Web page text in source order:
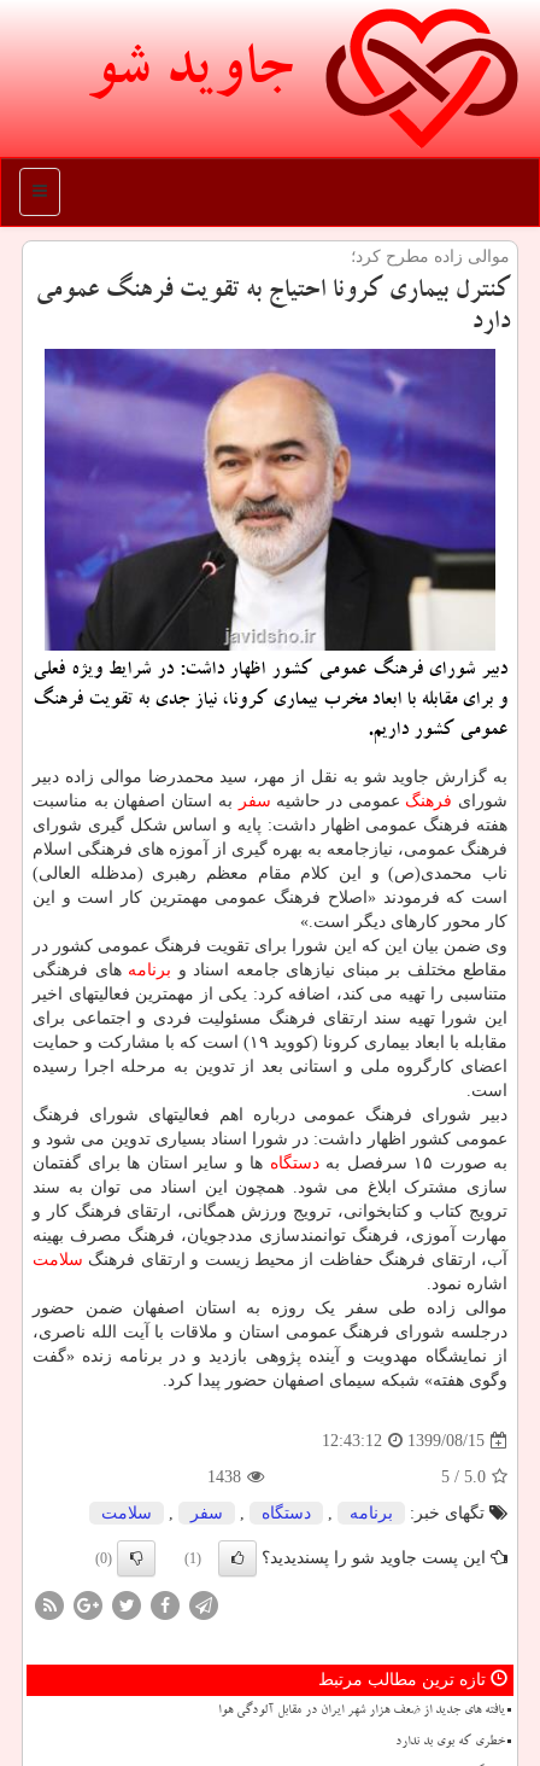
جاوید شو
منو
موالی زاده مطرح كرد؛
كنترل بیماری كرونا احتیاج به تقویت فرهنگ عمومی
دارد
دبیر شورای فرهنگ عمومی كشور اظهار داشت: در شرایط ویژه فعلی
و برای مقابله با ابعاد مخرب بیماری كرونا، نیاز جدی به تقویت فرهنگ
عمومی كشور داریم.
به گزارش جاوید شو به نقل از مهر، سید محمدرضا موالی زاده دبیر
شورای فرهنگ عمومی در حاشیه سفر
به استان اصفهان به مناسبت
هفته فرهنگ عمومی اظهار داشت: پایه و اساس شکل گیری شورای
فرهنگ عمومی، نیازجامعه به بهره گیری از آموزه های فرهنگی اسلام
ناب محمدی(ص) و این کلام مقام معظم رهبری (مدظله العالی)
است که فرمودند «اصلاح فرهنگ عمومی مهمترین کار است و این
کار محور کارهای دیگر است.»
وی ضمن بیان این که این شورا برای تقویت فرهنگ عمومی کشور در
مقاطع مختلف بر مبنای نیازهای جامعه اسناد و برنامه های فرهنگی
متناسبی را تهیه می کند، اضافه کرد: یکی از مهمترین فعالیتهای اخیر
این شورا تهیه سند ارتقای فرهنگ مسئولیت فردی و اجتماعی برای
مقابله با ابعاد بیماری کرونا (کووید ۱۹) است که با مشارکت و حمایت
اعضای کارگروه ملی و استانی بعد از تدوین به مرحله اجرا رسیده
است.
دبیر شورای فرهنگ عمومی درباره اهم فعالیتهای شورای فرهنگ
عمومی کشور اظهار داشت: در شورا اسناد بسیاری تدوین می شود و
به صورت ۱۵ سرفصل به
دستگاه ها و سایر استان ها برای گفتمان
سازی مشترک ابلاغ می شود. همچون این اسناد می توان به سند
ترویج کتاب و کتابخوانی، ترویج ورزش همگانی، ارتقای فرهنگ کار و
مهارت آموزی، فرهنگ توانمندسازی مددجویان، فرهنگ مصرف بهینه
آب، ارتقای فرهنگ حفاظت از محیط زیست و ارتقای فرهنگ سلامت
اشاره نمود.
موالی زاده طی سفر یک روزه به استان اصفهان ضمن حضور
درجلسه شورای فرهنگ عمومی استان و ملاقات با آیت الله ناصری،
از نمایشگاه مهدویت و آینده پژوهی بازدید و در برنامه زنده «گفت
وگوی هفته» شبکه سیمای اصفهان حضور پیدا کرد.
1399/08/15
12:43:12
5.0
/ 5
1438
تگهای خبر:
برنامه , دستگاه , سفر , سلامت
این پست جاوید شو را پسندیدید؟ (1)
(0)
تازه ترین مطالب مرتبط
یافته های جدید از ضعف هزار شهر ایران در مقابل آلودگی هوا
خطری که بوی بد ندارد